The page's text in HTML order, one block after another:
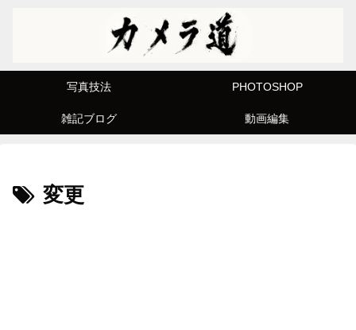
写真技法 PHOTOSHOP
雑記ブログ 動画編集
変更